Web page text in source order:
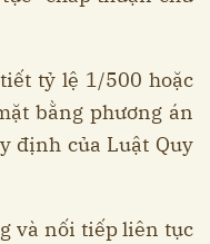
tỷ lệ 1/500 hoặc
bằng phương án
định của Luật Quy
và nối tiếp liên tục